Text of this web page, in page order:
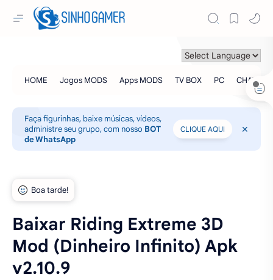
Faça figurinhas, baixe músicas, vídeos,
administre seu grupo, com nosso BOT
de WhatsApp
CLIQUE AQUI
Baixar Riding Extreme 3D
Mod (Dinheiro Infinito) Apk
v2.10.9